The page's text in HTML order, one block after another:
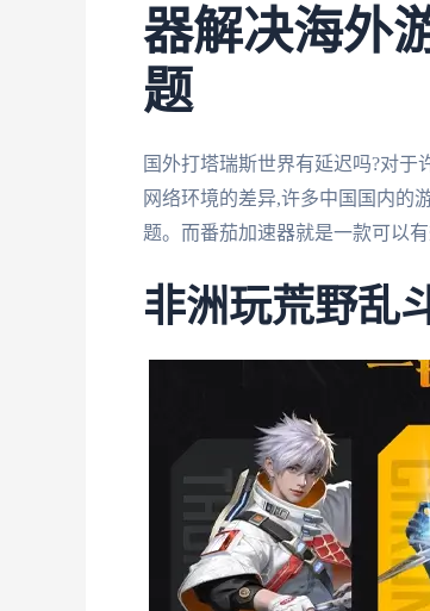
器解决海外
题
国外打塔瑞斯世界有延迟吗?对
网络环境的差异,许多中国国内的
题。而番茄加速器就是一款可以
非洲玩荒野乱